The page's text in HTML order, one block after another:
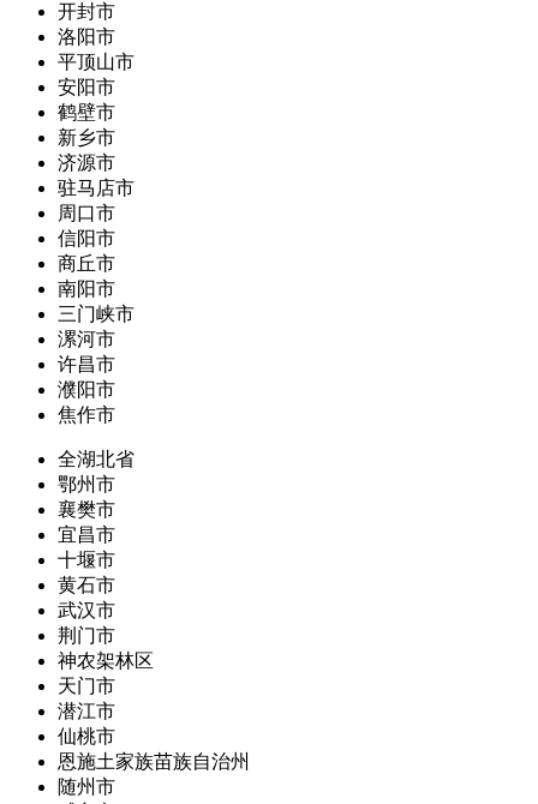
开封市
洛阳市
平顶山市
安阳市
鹤壁市
新乡市
济源市
驻马店市
周口市
信阳市
商丘市
南阳市
三门峡市
漯河市
许昌市
濮阳市
焦作市
全湖北省
鄂州市
襄樊市
宜昌市
十堰市
黄石市
武汉市
荆门市
神农架林区
天门市
潜江市
仙桃市
恩施土家族苗族自治州
随州市